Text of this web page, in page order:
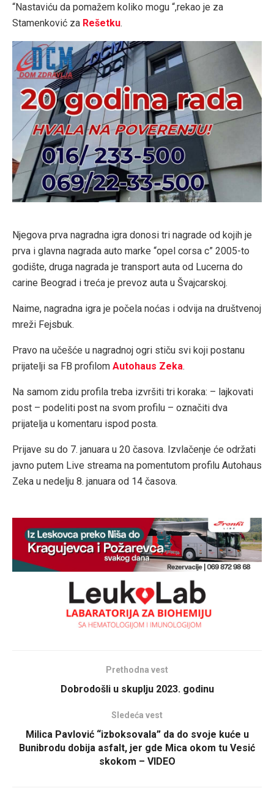
“Nastaviću da pomažem koliko mogu “,rekao je za
Stamenković za Rešetku.
Njegova prva nagradna igra donosi tri nagrade od kojih je
prva i glavna nagrada auto marke “opel corsa c” 2005-to
godište, druga nagrada je transport auta od Lucerna do
carine Beograd i treća je prevoz auta u Švajcarskoj.
Naime, nagradna igra je počela noćas i odvija na društvenoj
mreži Fejsbuk.
Pravo na učešće u nagradnoj ogri stiču svi koji postanu
prijatelji sa FB profilom Autohaus Zeka.
Na samom zidu profila treba izvršiti tri koraka: – lajkovati
post – podeliti post na svom profilu – označiti dva
prijatelja u komentaru ispod posta.
Prijave su do 7. januara u 20 časova. Izvlačenje će održati
javno putem Live streama na pomentutom profilu Autohaus
Zeka u nedelju 8. januara od 14 časova.
Prethodna vest
Dobrodošli u skuplju 2023. godinu
Sledeća vest
Milica Pavlović “izboksovala” da do svoje kuće u
Bunibrodu dobija asfalt, jer gde Mica okom tu Vesić
skokom – VIDEO